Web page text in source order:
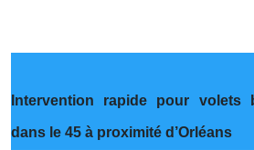
Intervention rapide pour volets
dans le 45 à proximité d’Orléans